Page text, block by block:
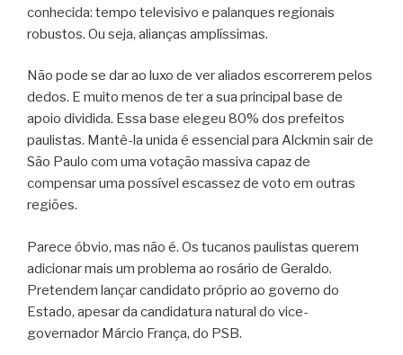
conhecida: tempo televisivo e palanques regionais
robustos. Ou seja, alianças amplíssimas.
Não pode se dar ao luxo de ver aliados escorrerem pelos
dedos. E muito menos de ter a sua principal base de
apoio dividida. Essa base elegeu 80% dos prefeitos
paulistas. Mantê-la unida é essencial para Alckmin sair de
São Paulo com uma votação massiva capaz de
compensar uma possível escassez de voto em outras
regiões.
Parece óbvio, mas não é. Os tucanos paulistas querem
adicionar mais um problema ao rosário de Geraldo.
Pretendem lançar candidato próprio ao governo do
Estado, apesar da candidatura natural do vice-
governador Márcio França, do PSB.